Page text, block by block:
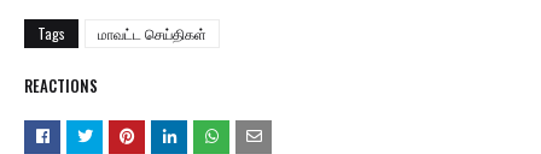
Tags மாவட்ட செய்திகள்
REACTIONS